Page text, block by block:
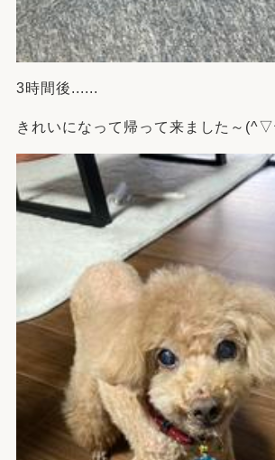
3時間後......
きれいになって帰って来ました～